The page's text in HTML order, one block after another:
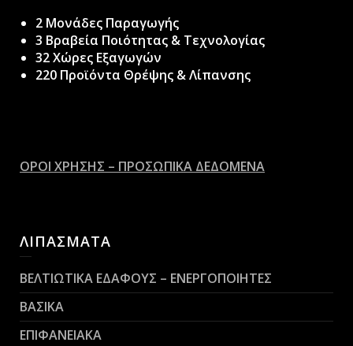
2 Μονάδες Παραγωγής
3 Βραβεία Ποιότητας & Τεχνολογίας
32 Χώρες Εξαγωγών
220 Προϊόντα Θρέψης & Λίπανσης
ΟΡΟΙ ΧΡΗΣΗΣ – ΠΡΟΣΩΠΙΚΑ ΔΕΔΟΜΕΝΑ
ΛΙΠΑΣΜΑΤΑ
ΒΕΛΤΙΩΤΙΚΑ ΕΔΑΦΟΥΣ – ΕΝΕΡΓΟΠΟΙΗΤΕΣ
ΒΑΣΙΚΑ
ΕΠΙΦΑΝΕΙΑΚΑ